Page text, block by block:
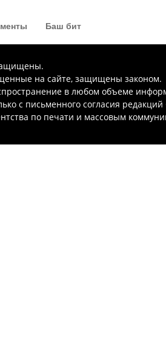
Баш бит
на сайте, защищены законом.
в любом объеме
с письменного согласия
по печати и массовым